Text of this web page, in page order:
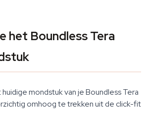
het Boundless Tera
mondstuk van je Boundless Tera
omhoog te trekken uit de click-fit